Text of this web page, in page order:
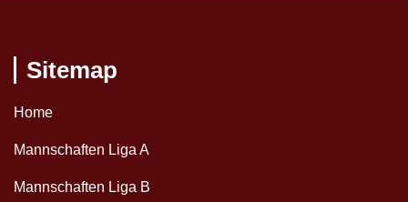
Sitemap
Home
Mannschaften Liga A
Mannschaften Liga B